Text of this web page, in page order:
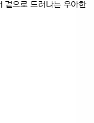
겉으로 드러나는 우아한